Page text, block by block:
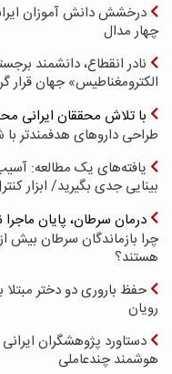
درخشش دانش آموزان
چهار مدال
نادر انقطاع، دانشمند
الکترومغناطیس» جهان قرار
با تلاش محققان ایرانی
طراحی داروهای هدفمندتر
یافته‌های یک مطالعه:
بینایی جدی بگیرید/ ابزار
درمان سرطان، پایان
چرا بازماندگان سرطان بیش
هستند؟
حفظ باروری دو دختر
رویان
دستاورد پژوهشگران
هوشمند چندعاملی